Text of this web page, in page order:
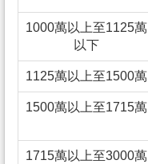
1000萬以上至1125萬
以下
1125萬以上至1500萬
1500萬以上至1715萬
1715萬以上至3000萬